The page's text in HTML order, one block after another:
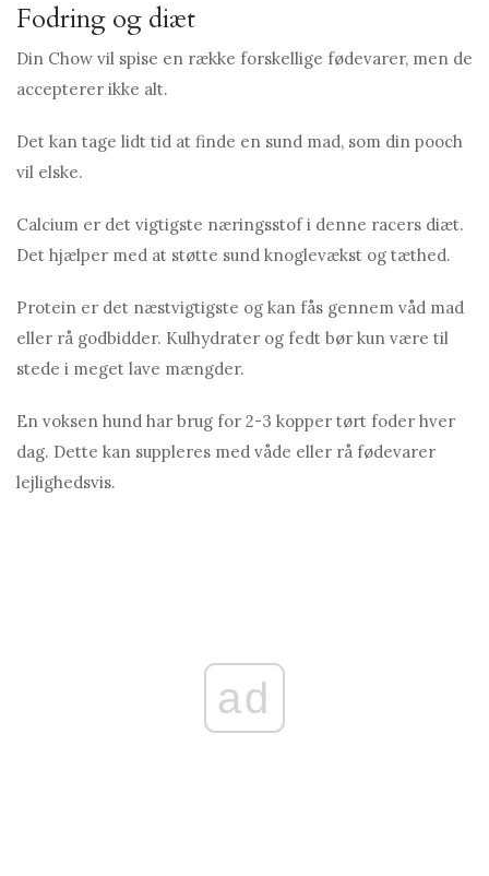
Fodring og diæt
Din Chow vil spise en række forskellige fødevarer, men de
accepterer ikke alt.
Det kan tage lidt tid at finde en sund mad, som din pooch
vil elske.
Calcium er det vigtigste næringsstof i denne racers diæt.
Det hjælper med at støtte sund knoglevækst og tæthed.
Protein er det næstvigtigste og kan fås gennem våd mad
eller rå godbidder. Kulhydrater og fedt bør kun være til
stede i meget lave mængder.
En voksen hund har brug for 2-3 kopper tørt foder hver
dag. Dette kan suppleres med våde eller rå fødevarer
lejlighedsvis.
ad